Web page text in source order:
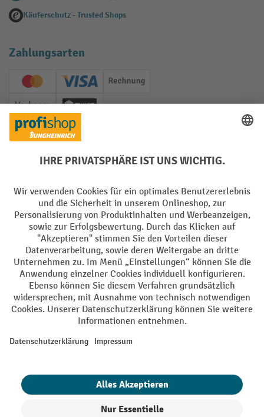
Käuferschutz - Trusted Shops
Zahlungsarten
Creditcard (Master)Creditcard (Visa)
Rechnung
Vorkasse Twint
Sprachen
DE FR
AGB Impressum Datenschutz Privacy Settings
Alle Preise exkl. gesetzl. Mehrwertsteuer zzgl.Versandkosten und ggf.
Nachnahmegebühren, wenn nicht anders angegeben.
¹ Der Rabatt gilt so lange der Vorrat reicht. Der Rabatt gilt nicht auf
Erstregistrierung für den Newsletter gewährt. Der Gutschein ist 10
Tage gültig und kann ab einem Netto-Bestellwert von 250.- CHF online
eingelöst werden. Die Höhe des Rabatts variiert je nach